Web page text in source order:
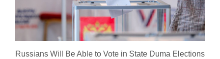
Russians Will Be Able to Vote in State Duma Elections